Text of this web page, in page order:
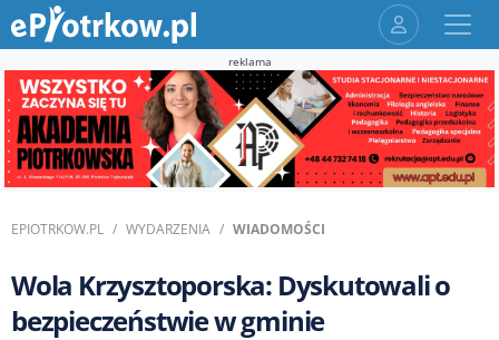
reklama
EPIOTRKOW.PL WYDARZENIA WIADOMOŚCI
Wola Krzysztoporska: Dyskutowali o
bezpieczeństwie w gminie